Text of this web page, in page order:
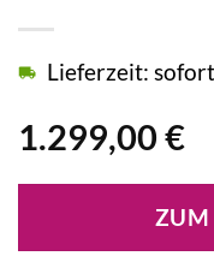
1.299,00 €
Lieferzeit:
ZUM